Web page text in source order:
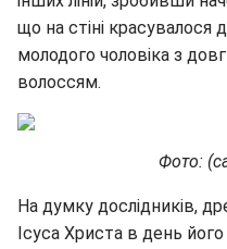
що на стіні красувалося
молодого чоловіка з
волоссям.
Фото:
На думку дослідників,
Ісуса Христа в день